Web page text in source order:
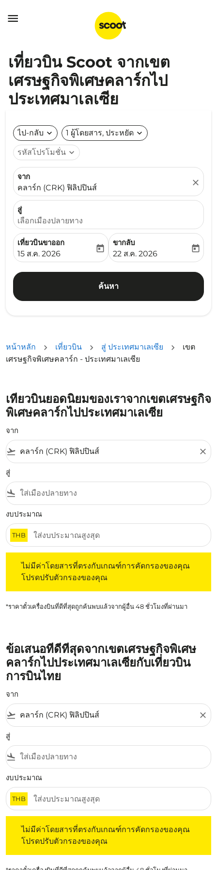

เที่ยวบิน Scoot จากเขต
เศรษฐกิจพิเศษคลาร์กไป
ประเทศมาเลเซีย
ไป-กลับ expand_more 1 ผู้โดยสาร, ประหยัด expand_more
รหัสโปรโมชั่น expand_more
จาก
คลาร์ก (CRK) ฟิลิปปินส์
close
สู่
เลือกเมืองปลายทาง
เที่ยวบินขาออก
fc-booking-departure-date-aria-label
15 ส.ค. 2026
today
ขากลับ
fc-booking-return-date-
22 ส.ค. 2026
today
ค้นหา
หน้าหลัก เที่ยวบิน สู่ ประเทศมาเลเซีย
เขต
เศรษฐกิจพิเศษคลาร์ก - ประเทศมาเลเซีย
เที่ยวบินยอดนิยมของเราจากเขตเศรษฐกิจ
พิเศษคลาร์กไปประเทศมาเลเซีย
จาก
flight_takeoff close
สู่
flight_land
งบประมาณ
THB
ไม่มีค่าโดยสารที่ตรงกับเกณฑ์การคัดกรองของคุณ
โปรดปรับตัวกรองของคุณ
*ราคาตั๋วเครื่องบินที่ดีที่สุดถูกค้นพบแล้วจากผู้อื่น 48 ชั่วโมงที่ผ่านมา
ข้อเสนอที่ดีที่สุดจากเขตเศรษฐกิจพิเศษ
คลาร์กไปประเทศมาเลเซียกับเที่ยวบิน
การบินไทย
จาก
flight_takeoff close
สู่
flight_land
งบประมาณ
THB
ไม่มีค่าโดยสารที่ตรงกับเกณฑ์การคัดกรองของคุณ
โปรดปรับตัวกรองของคุณ